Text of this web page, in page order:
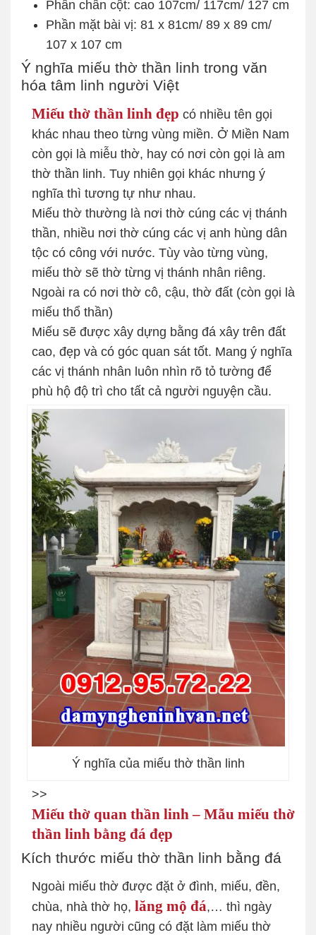
Phần chân cột: cao 107cm/ 117cm/ 127 cm
Phần mặt bài vị: 81 x 81cm/ 89 x 89 cm/
107 x 107 cm
Ý nghĩa miếu thờ thần linh trong văn
hóa tâm linh người Việt
Miếu thờ thần linh đẹp có nhiều tên gọi
khác nhau theo từng vùng miền. Ở Miền Nam
còn gọi là miễu thờ, hay có nơi còn gọi là am
thờ thần linh. Tuy nhiên gọi khác nhưng ý
nghĩa thì tương tự như nhau.
Miếu thờ thường là nơi thờ cúng các vị thánh
thần, nhiều nơi thờ cúng các vị anh hùng dân
tộc có công với nước. Tùy vào từng vùng,
miếu thờ sẽ thờ từng vị thánh nhân riêng.
Ngoài ra có nơi thờ cô, cậu, thờ đất (còn gọi là
miếu thổ thần)
Miếu sẽ được xây dựng bằng đá xây trên đất
cao, đẹp và có góc quan sát tốt. Mang ý nghĩa
các vị thánh nhân luôn nhìn rõ tỏ tường để
phù hộ độ trì cho tất cả người nguyện cầu.
Ý nghĩa của miếu thờ thần linh
>>
Miếu thờ quan thần linh – Mẫu miếu thờ
thần linh bằng đá đẹp
Kích thước miếu thờ thần linh bằng đá
Ngoài miếu thờ được đặt ở đình, miếu, đền,
chùa, nhà thờ họ, lăng mộ đá,… thì ngày
nay nhiều người cũng có đặt làm miếu thờ